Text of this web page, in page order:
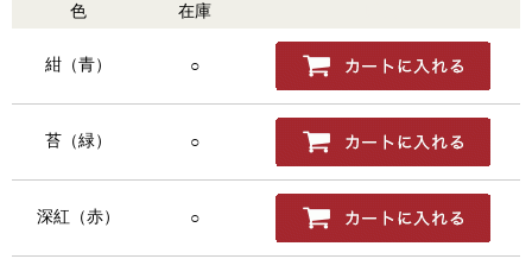
色 在庫
紺（青） ○
苔（緑） ○
深紅（赤） ○